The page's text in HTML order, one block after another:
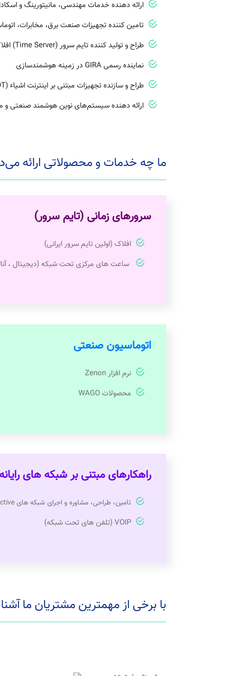
ارائه دهنده خدمات مهندسی، مانیتورینگ و
تامین کننده تجهیزات صنعت برق، مخابرات،
طراح و تولید کننده تایم سرور (Time Server) افلاک
نماینده رسمی GIRA در زمینه هوشمندسازی
طراح و سازنده تجهیزات مبتنی بر اینترنت اشیاء (IOT)
ارائه دهنده سیستم‌های نوین هوشمند صنعتی و
ما چه خدمات و محصولاتی ارائه
سرورهای زمانی (تایم سرور)
افلاک (اولین تایم سرور ایرانی)
ساعت های مرکزی تحت شبکه (دیجیتال ،
اتوماسیون صنعتی
نرم افزار Zenon
محصولات WAGO
راهکارهای مبتنی بر شبکه های
تامین، طراحی، مشاوره و اجرای شبکه های Passive,Active
VOIP (تلفن های تحت شبکه)
با برخی از مهمترین مشتریان ما